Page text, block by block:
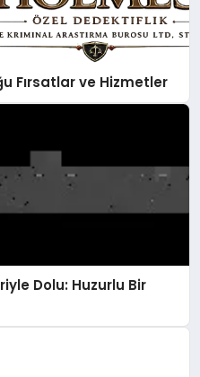
Fırsatlar ve Hizmetler
Dolu: Huzurlu Bir